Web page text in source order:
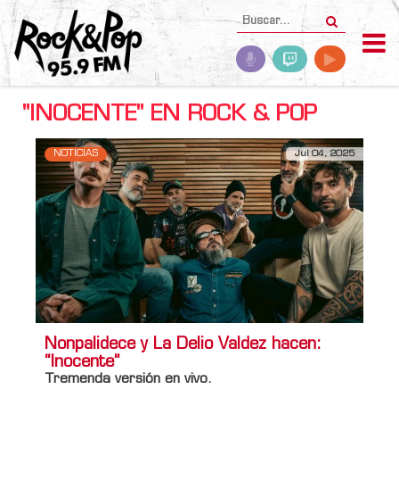
"INOCENTE" EN ROCK & POP
NOTICIAS Jul 04, 2025
Nonpalidece y La Delio Valdez hacen:
“Inocente”
Tremenda versión en vivo.